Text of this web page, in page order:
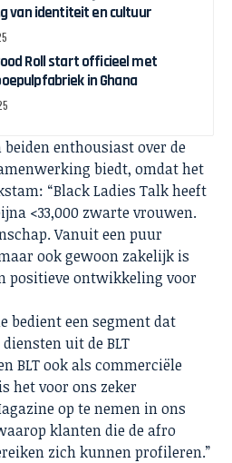
van identiteit en cultuur
Roll start officieel met
in Ghana
enthousiast over de
biedt, omdat het
“Black Ladies Talk heeft
<33,000 zwarte vrouwen.
Vanuit een puur
ook gewoon zakelijk is
positieve ontwikkeling voor
bedient een segment dat
uit de BLT
BLT ook als commerciële
het voor ons zeker
op te nemen in ons
klanten die de afro
zich kunnen profileren.”